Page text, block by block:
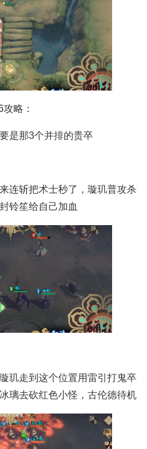
略：
是那3个并排的贵卒
连斩把术士秒了，璇玑普攻杀
铃笙给自己加血
玑走到这个位置用雷引打鬼卒
璃去砍红色小怪，古伦德待机